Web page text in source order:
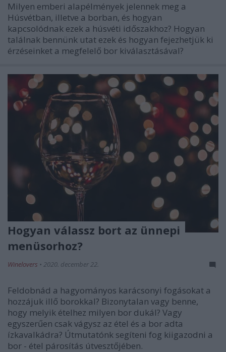
Milyen emberi alapélmények jelennek meg a
Húsvétban, illetve a borban, és hogyan
kapcsolódnak ezek a húsvéti időszakhoz? Hogyan
találnak bennünk utat ezek és hogyan fejezhetjük ki
érzéseinket a megfelelő bor kiválasztásával?
Hogyan válassz bort az ünnepi
menüsorhoz?
Winelovers • 2020. december 22.
Feldobnád a hagyományos karácsonyi fogásokat a
hozzájuk illő borokkal? Bizonytalan vagy benne,
hogy melyik ételhez milyen bor dukál? Vagy
egyszerűen csak vágysz az étel és a bor adta
ízkavalkádra? Útmutatónk segíteni fog kiigazodni a
bor - étel párosítás útvesztőjében.